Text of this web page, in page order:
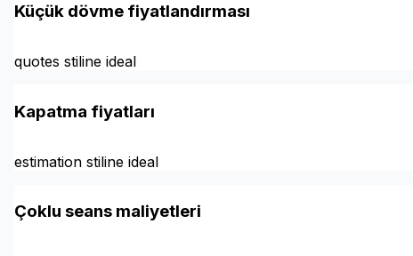
Küçük dövme fiyatlandırması
quotes stiline ideal
Kapatma fiyatları
estimation stiline ideal
Çoklu seans maliyetleri